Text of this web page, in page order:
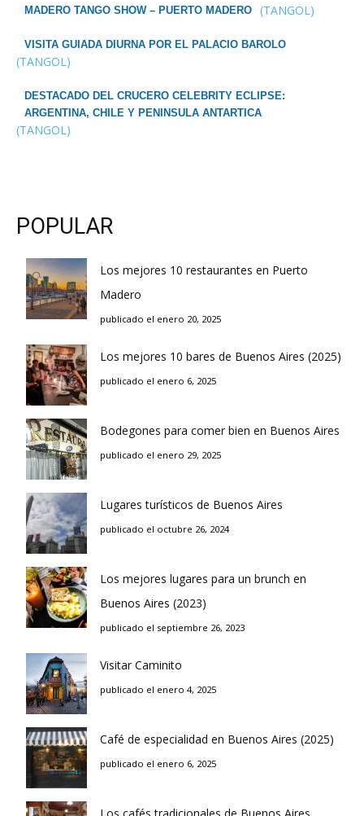
MADERO TANGO SHOW – PUERTO MADERO (TANGOL)
VISITA GUIADA DIURNA POR EL PALACIO BAROLO
(TANGOL)
DESTACADO DEL CRUCERO CELEBRITY ECLIPSE:
ARGENTINA, CHILE Y PENINSULA ANTARTICA
(TANGOL)
POPULAR
Los mejores 10 restaurantes en Puerto
Madero
publicado el enero 20, 2025
Los mejores 10 bares de Buenos Aires (2025)
publicado el enero 6, 2025
Bodegones para comer bien en Buenos Aires
publicado el enero 29, 2025
Lugares turísticos de Buenos Aires
publicado el octubre 26, 2024
Los mejores lugares para un brunch en
Buenos Aires (2023)
publicado el septiembre 26, 2023
Visitar Caminito
publicado el enero 4, 2025
Café de especialidad en Buenos Aires (2025)
publicado el enero 6, 2025